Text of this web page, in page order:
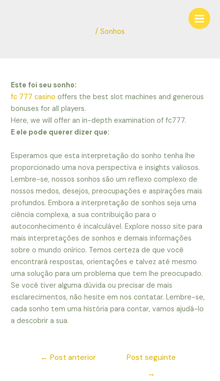
Main
/ Sonhos
Este foi seu sonho:
fc 777 casino offers the best slot machines and generous
bonuses for all players.
Here, we will offer an in-depth examination of fc777.
E ele pode querer dizer que:
Esperamos que esta interpretação do sonho tenha lhe
proporcionado uma nova perspectiva e insights valiosos.
Lembre-se, nossos sonhos são um reflexo complexo de
nossos medos, desejos, preocupações e aspirações mais
profundos. Embora a interpretação de sonhos seja uma
ciência complexa, a sua contribuição para o
autoconhecimento é incalculável. Explore nosso site para
mais interpretações de sonhos e demais informações
sobre o mundo onírico. Temos certeza de que você
encontrará respostas, orientações e talvez até mesmo
uma solução para um problema que tem lhe preocupado.
Se você tiver alguma dúvida ou precisar de mais
esclarecimentos, não hesite em nos contatar. Lembre-se,
cada sonho tem uma história para contar, vamos ajudá-lo
a descobrir a sua.
← Post anterior
Post seguinte
→